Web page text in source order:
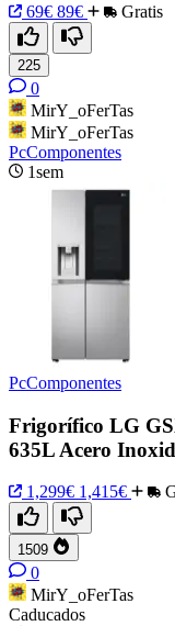
69€ 89€ Gratis
225
0
MirY_oFerTas
MirY_oFerTas
PcComponentes
1sem
PcComponentes
Frigorífico LG
635L Acero
1,299€ 1,415€
1509
0
MirY_oFerTas
Caducados